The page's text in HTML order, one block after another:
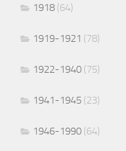
1918 (64)
1919-1921 (78)
1922-1940 (75)
1941-1945 (23)
1946-1990 (64)